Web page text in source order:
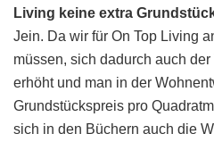
Living keine extra
Jein. Da wir für On Top Living
müssen, sich dadurch auch
erhöht und man in der
Grundstückspreis pro
sich in den Büchern auch die